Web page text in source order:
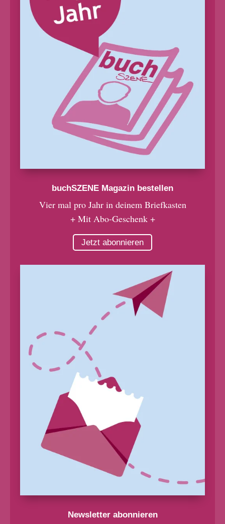
buchSZENE Magazin bestellen
Vier mal pro Jahr in deinem Briefkasten
+ Mit Abo-Geschenk +
Jetzt abonnieren
Newsletter abonnieren